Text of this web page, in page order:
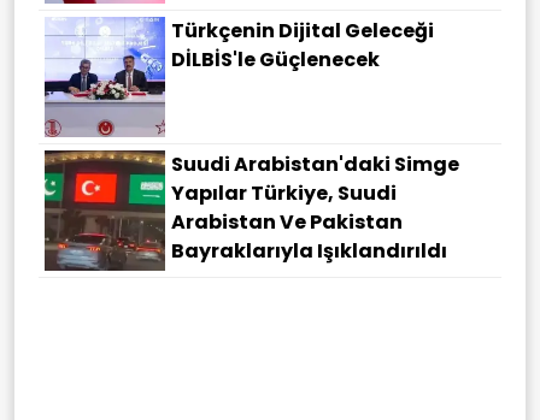
Türkçenin Dijital Geleceği
DİLBİS'le Güçlenecek
Suudi Arabistan'daki Simge
Yapılar Türkiye, Suudi
Arabistan Ve Pakistan
Bayraklarıyla Işıklandırıldı